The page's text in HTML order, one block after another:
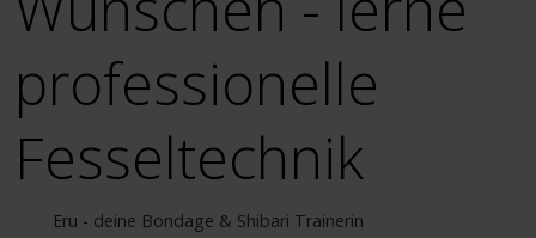
professionelle
Fesseltechnik
Eru - deine Bondage & Shibari Trainerin